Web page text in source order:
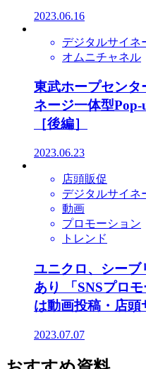
2023.06.16
デジタルサイネ
オムニチャネル
東武ホープセン
ネージ一体型
［後編］
2023.06.23
店頭販促
デジタルサイネ
動画
プロモーション
トレンド
ユニクロ、シーブ
あり 「SNSプロ
は動画投稿・店頭
2023.07.07